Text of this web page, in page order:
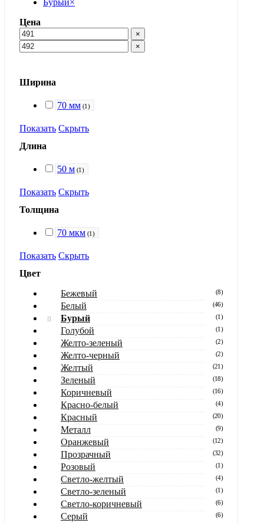
Бурый×
Цена
×
×
Ширина
70 мм (1)
Показать Скрыть
Длина
50 м (1)
Показать Скрыть
Толщина
70 мкм (1)
Показать Скрыть
Цвет
Бежевый
(8)
Белый (46)
Бурый (1)
Голубой (1)
Желто-зеленый (2)
Желто-черный (2)
Желтый (21)
Зеленый (18)
Коричневый (16)
Красно-белый (4)
Красный (20)
Металл (9)
Оранжевый (12)
Прозрачный (32)
Розовый (1)
Светло-желтый (4)
Светло-зеленый (1)
Светло-коричневый (6)
Серый (6)